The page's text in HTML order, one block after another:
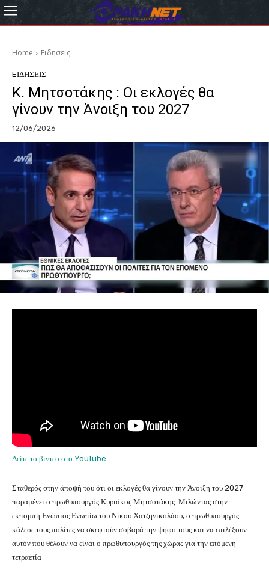
Home Eιδησεις
EΙΔΗΣΕΙΣ
Κ. Μητσοτάκης : Οι εκλογές θα
γίνουν την Άνοιξη του 2027
12/06/2026
Δείτε το βίντεο στο YouTube
Σταθερός στην άποψή του ότι οι εκλογές θα γίνουν την Άνοιξη του 2027
παραμένει ο πρωθυπουργός Κυριάκος Μητσοτάκης. Μιλώντας στην
εκπομπή Ενώπιος Ενωπίω του Νίκου Χατζηνικολάου, ο πρωθυπουργός
κάλεσε τους πολίτες να σκεφτούν σοβαρά την ψήφο τους και να επιλέξουν
αυτόν που θέλουν να είναι ο πρωθυπουργός της χώρας για την επόμενη
τετραετία